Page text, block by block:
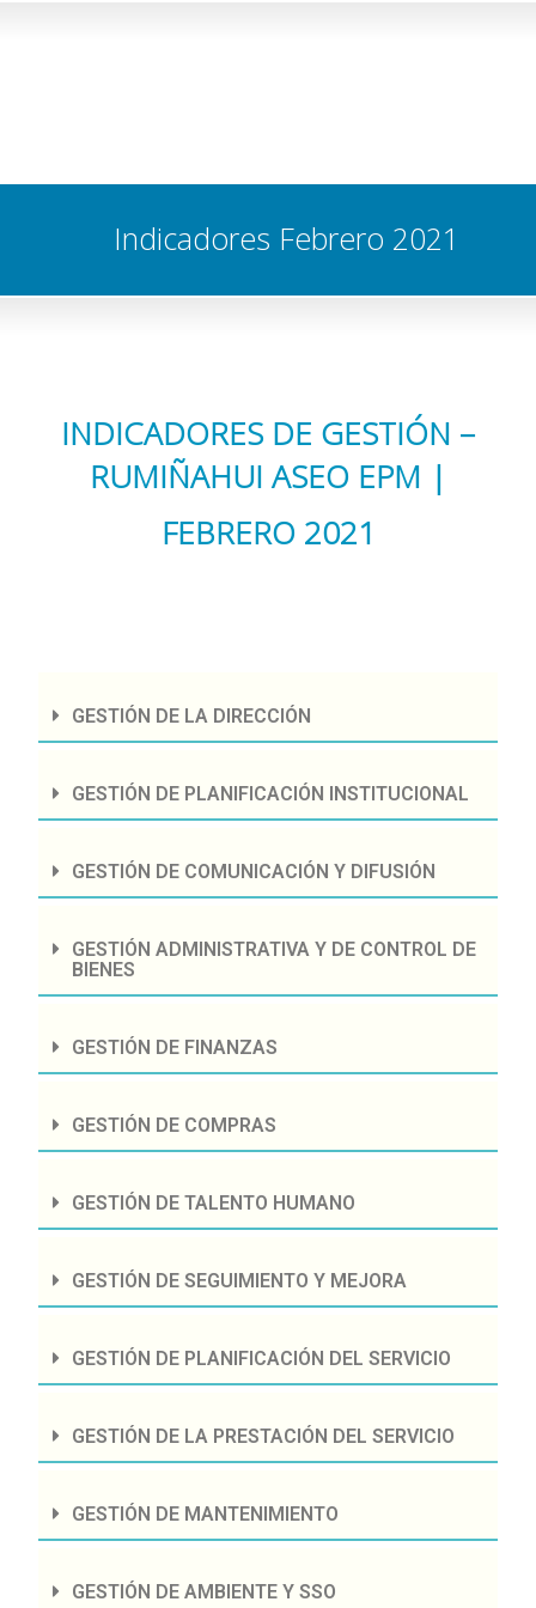
Indicadores Febrero 2021
INDICADORES DE GESTIÓN –
RUMIÑAHUI ASEO EPM |
FEBRERO 2021
GESTIÓN DE LA DIRECCIÓN
GESTIÓN DE PLANIFICACIÓN INSTITUCIONAL
GESTIÓN DE COMUNICACIÓN Y DIFUSIÓN
GESTIÓN ADMINISTRATIVA Y DE CONTROL DE
BIENES
GESTIÓN DE FINANZAS
GESTIÓN DE COMPRAS
GESTIÓN DE TALENTO HUMANO
GESTIÓN DE SEGUIMIENTO Y MEJORA
GESTIÓN DE PLANIFICACIÓN DEL SERVICIO
GESTIÓN DE LA PRESTACIÓN DEL SERVICIO
GESTIÓN DE MANTENIMIENTO
GESTIÓN DE AMBIENTE Y SSO